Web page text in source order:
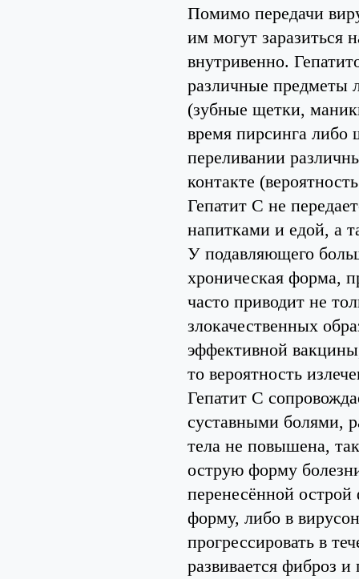
Помимо передачи
им могут заразиться
внутривенно.
различные предметы
(зубные щетки,
время пирсинга
переливании
контакте
Гепатит С не
напитками и едой, а
У подавляющего
хроническая форма,
часто приводит не
злокачественных
эффективной
то вероятность
Гепатит С
суставными болями,
тела не повышена,
острую форму
перенесённой
форму, либо в
прогрессировать в
развивается фиброз